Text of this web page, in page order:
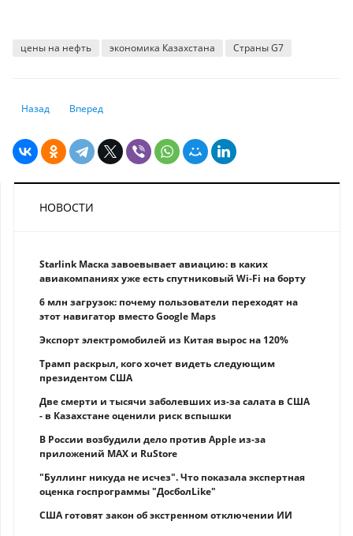
цены на нефть экономика Казахстана Страны G7
Предыдущий: Взносы работодателей позволят повысить размеры
Назад Следующий: Как Украина заставит Европу раскошелиться
Вперед
НОВОСТИ
Starlink Маска завоевывает авиацию: в каких
авиакомпаниях уже есть спутниковый Wi-Fi на борту
6 млн загрузок: почему пользователи переходят на
этот навигатор вместо Google Maps
Экспорт электромобилей из Китая вырос на 120%
Трамп раскрыл, кого хочет видеть следующим
президентом США
Две смерти и тысячи заболевших из-за салата в США
- в Казахстане оценили риск вспышки
В России возбудили дело против Apple из-за
приложений MAX и RuStore
"Буллинг никуда не исчез". Что показала экспертная
оценка госпрограммы "ДосболLike"
США готовят закон об экстренном отключении ИИ